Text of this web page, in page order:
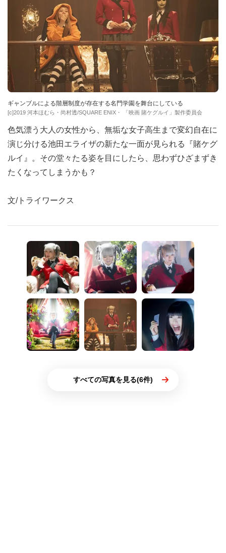
ギャンブルによる階層制度が存在する名門学園を舞台にしている
[c]2019 河本ほむら・尚村透/SQUARE ENIX・ 「映画 賭ケグルイ」製作委員会
色気漂う大人の女性から、無垢な女子高生まで変幻自在に
演じ分ける池田エライザの新たな一面が見られる『賭ケグ
ルイ』。その堂々たる姿を目にしたら、思わずひざまずき
たくなってしまうかも？
文/トライワークス
すべての写真を見る(6件)